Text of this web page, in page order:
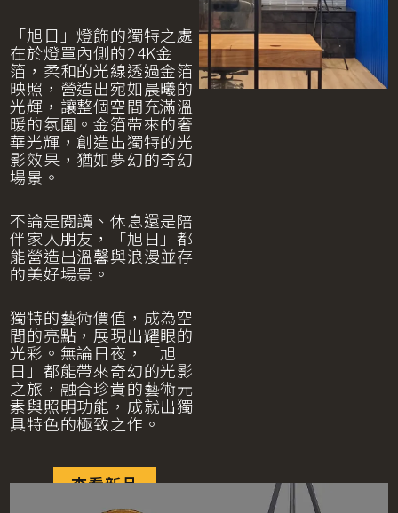
「旭日」燈飾的獨特之處
在於燈罩內側的24K金
箔，柔和的光線透過金箔
映照，營造出宛如晨曦的
光輝，讓整個空間充滿溫
暖的氛圍。金箔帶來的奢
華光輝，創造出獨特的光
影效果，猶如夢幻的奇幻
場景。
不論是閱讀、休息還是陪
伴家人朋友，「旭日」都
能營造出溫馨與浪漫並存
的美好場景。
獨特的藝術價值，成為空
間的亮點，展現出耀眼的
光彩。無論日夜，「旭
日」都能帶來奇幻的光影
之旅，融合珍貴的藝術元
素與照明功能，成就出獨
具特色的極致之作。
查看新品